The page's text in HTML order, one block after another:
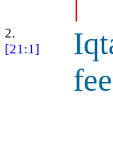
2.
[21:1]